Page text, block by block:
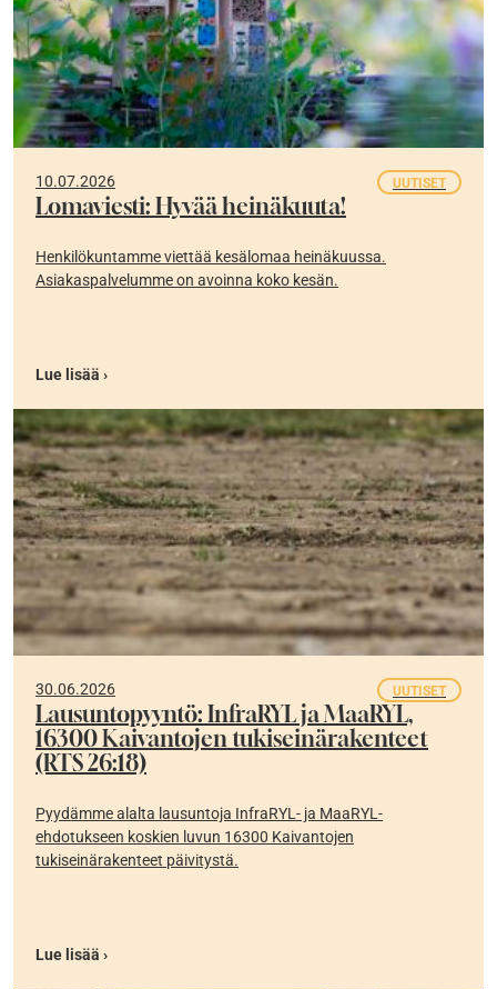
10.07.2026 UUTISET
Lomaviesti: Hyvää heinäkuuta!
Henkilökuntamme viettää kesälomaa heinäkuussa.
Asiakaspalvelumme on avoinna koko kesän.
Lue lisää ›
30.06.2026 UUTISET
Lausuntopyyntö: InfraRYL ja MaaRYL,
16300 Kaivantojen tukiseinärakenteet
(RTS 26:18)
Pyydämme alalta lausuntoja InfraRYL- ja MaaRYL-
ehdotukseen koskien luvun 16300 Kaivantojen
tukiseinärakenteet päivitystä.
Lue lisää ›